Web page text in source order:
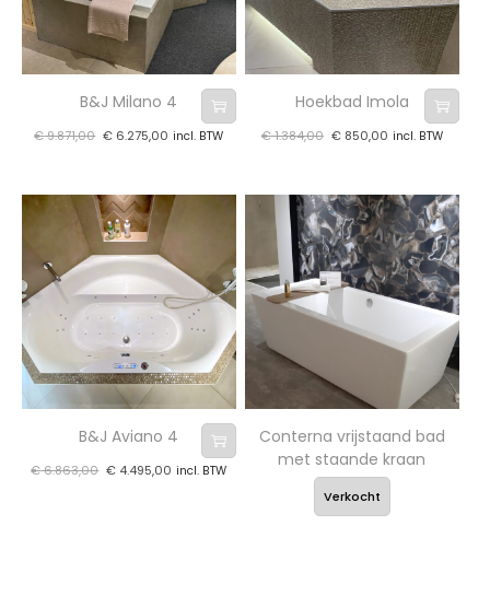
B&J Milano 4
€9.871,00 € 6.275,00 incl. BTW
Hoekbad Imola
€1.384,00 €850,00 incl. BTW
B&J Aviano 4
€6.863,00 € 4.495,00 incl. BTW
Conterna vrijstaand bad
met staande kraan
Verkocht